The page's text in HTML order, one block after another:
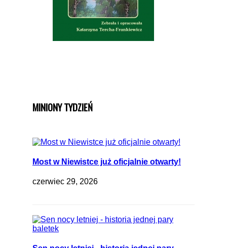
MINIONY TYDZIEŃ
Most w Niewistce już oficjalnie otwarty!
czerwiec 29, 2026